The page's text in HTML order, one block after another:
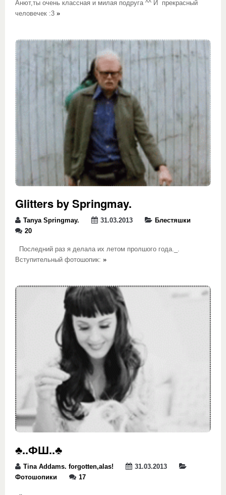
Анют,ты очень классная и милая подруга ^^ И прекрасный
человечек :3 »
Glitters by Springmay.
Tanya Springmay. 31.03.2013
Блестяшки
20
Последний раз я делала их летом пролшого года._.
Вступительный фотошопик: »
♣..ФШ..♣
Tina Addams. forgotten,alas!
31.03.2013
Фотошопики
17